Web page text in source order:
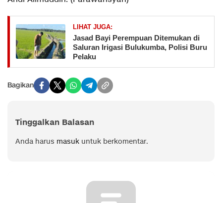
LIHAT JUGA:
Jasad Bayi Perempuan Ditemukan di
Saluran Irigasi Bulukumba, Polisi Buru
Pelaku
Bagikan
Tinggalkan Balasan
Anda harus masuk untuk berkomentar.